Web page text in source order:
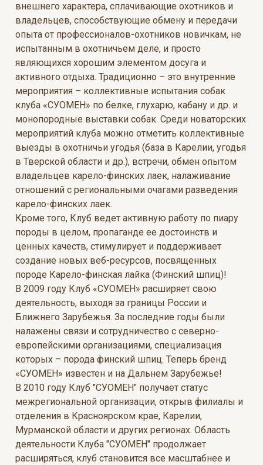
внешнего характера, сплачивающие охотников и
владельцев, способствующие обмену и передачи
опыта от профессионалов-охотников новичкам, не
испытанным в охотничьем деле, и просто
являющихся хорошим элементом досуга и
активного отдыха. Традиционно – это внутренние
мероприятия – коллективные испытания собак
клуба «СУОМЕН» по белке, глухарю, кабану и др. и
монопородные выставки собак. Среди новаторских
мероприятий клуба можно отметить коллективные
выезды в охотничьи угодья (база в Карелии, угодья
в Тверской области и др.), встречи, обмен опытом
владельцев карело-финских лаек, налаживание
отношений с региональными очагами разведения
карело-финских лаек.
Кроме того, Клуб ведет активную работу по пиару
породы в целом, пропаганде ее достоинств и
ценных качеств, стимулирует и поддерживает
создание новых веб-ресурсов, посвященных
породе Карело-финская лайка (Финский шпиц)!
В 2009 году Клуб «СУОМЕН» расширяет свою
деятельность, выходя за границы России и
Ближнего Зарубежья. За последние годы были
налажены связи и сотрудничество с северно-
европейскими организациями, специализация
которых – порода финский шпиц. Теперь бренд
«СУОМЕН» известен и на Дальнем Зарубежье!
В 2010 году Клуб "СУОМЕН" получает статус
межрегиональной организации, открыв филиалы и
отделения в Красноярском крае, Карелии,
Мурманской области и других регионах. Область
деятельности Клуба "СУОМЕН" продолжает
расширяться, клуб становится все масштабнее и